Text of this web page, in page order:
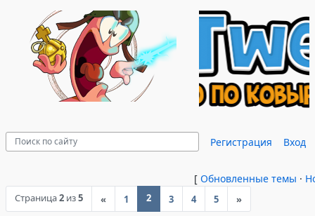
Регистрация Вход
[ Обновленные темы ·
Страница2 из5 « 1 2 3 4 5 »